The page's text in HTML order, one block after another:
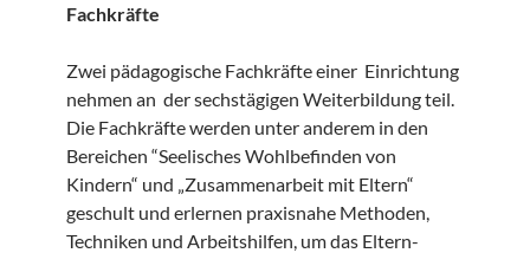
Fachkräfte
Zwei pädagogische Fachkräfte einer Einrichtung
nehmen an der sechstägigen Weiterbildung teil.
Die Fachkräfte werden unter anderem in den
Bereichen “Seelisches Wohlbefinden von
Kindern“ und „Zusammenarbeit mit Eltern“
geschult und erlernen praxisnahe Methoden,
Techniken und Arbeitshilfen, um das Eltern-